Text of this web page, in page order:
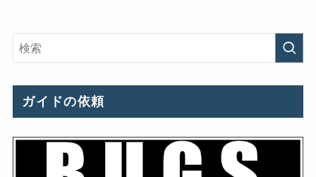
ガイドの依頼